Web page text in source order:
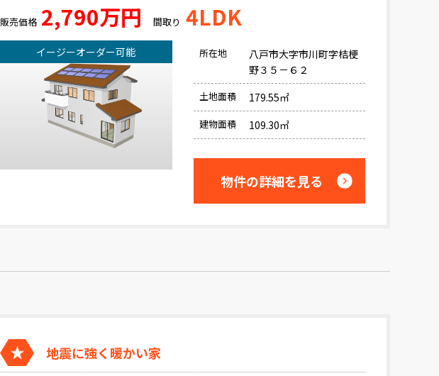
販売価格 2,790万円 間取り 4LDK
イージーオーダー可能 所在地
八戸市大字市川町字桔梗
野３５－６２
土地面積 179.55㎡
建物面積 109.30㎡
物件の詳細を見る
地震に強く暖かい家